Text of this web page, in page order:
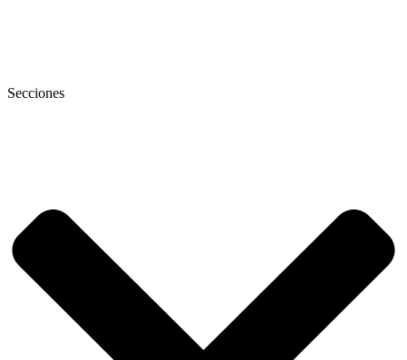
Secciones